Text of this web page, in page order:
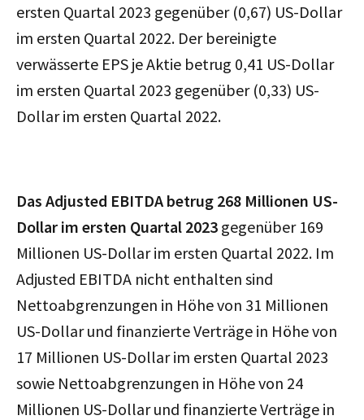
ersten Quartal 2023 gegenüber (0,67) US-Dollar
im ersten Quartal 2022. Der bereinigte
verwässerte EPS je Aktie betrug 0,41 US-Dollar
im ersten Quartal 2023 gegenüber (0,33) US-
Dollar im ersten Quartal 2022.
Das Adjusted EBITDA betrug 268 Millionen US-
Dollar im ersten Quartal 2023 gegenüber 169
Millionen US-Dollar im ersten Quartal 2022. Im
Adjusted EBITDA nicht enthalten sind
Nettoabgrenzungen in Höhe von 31 Millionen
US-Dollar und finanzierte Verträge in Höhe von
17 Millionen US-Dollar im ersten Quartal 2023
sowie Nettoabgrenzungen in Höhe von 24
Millionen US-Dollar und finanzierte Verträge in